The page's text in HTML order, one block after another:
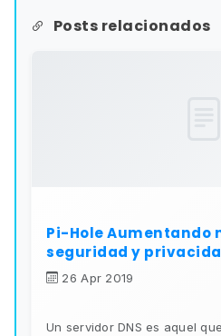
Posts relacionados
Pi-Hole Aumentando
seguridad y
26 Apr 2019
Un servidor DNS es aquel